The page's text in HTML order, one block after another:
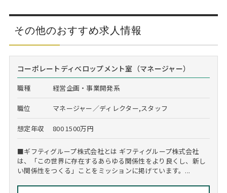
その他のおすすめ求人情報
コーポレートディべロップメント室（マネージャー）
職種 経営企画・事業開発系
職位 マネージャー／ディレクター,スタッフ
想定年収 800 1500万円
■ギフティグループ株式会社とは ギフティグループ株式会社
は、「この世界に存在するあらゆる関係性をより良くし、新し
い関係性をつくる」ことをミッションに掲げています。...